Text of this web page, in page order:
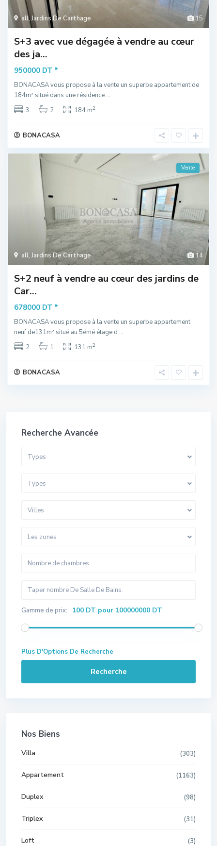
15
all,Jardins De Carthage
S+3 avec vue dégagée à vendre au cœur
des ja...
950000 DT *
BONACASA vous propose à la vente un superbe appartement de
184m² situé dans une résidence...
3
2 184 m2
BONACASA
14
all,Jardins De Carthage
Vente
S+2 neuf à vendre au cœur des jardins de
Car...
678000 DT *
BONACASA vous propose à la vente un superbe appartement
neuf de131m² situé au 5émé étage d ...
2
1 131 m2
BONACASA
Recherche Avancée
Types
Types
Villes
Les zones
Gamme de prix: 100 DT pour 100000000 DT
Plus D'Options De Recherche
Recherche
Nos Biens
Villa (303)
Appartement (1163)
Duplex (98)
Triplex (31)
Loft (3)